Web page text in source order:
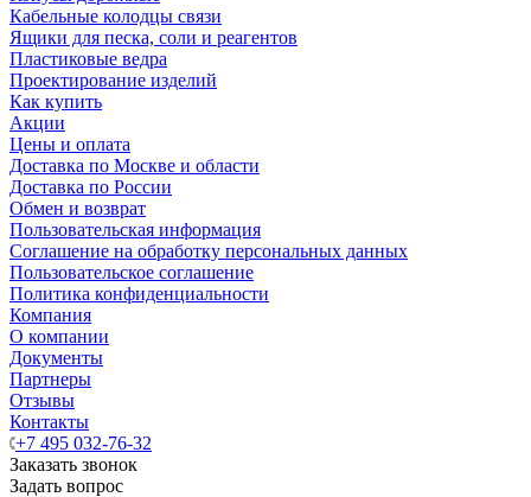
Кабельные колодцы связи
Ящики для песка, соли и реагентов
Пластиковые ведра
Проектирование изделий
Как купить
Акции
Цены и оплата
Доставка по Москве и области
Доставка по России
Обмен и возврат
Пользовательская информация
Соглашение на обработку персональных данных
Пользовательское соглашение
Политика конфиденциальности
Компания
О компании
Документы
Партнеры
Отзывы
Контакты
+7 495 032-76-32
Заказать звонок
Задать вопрос